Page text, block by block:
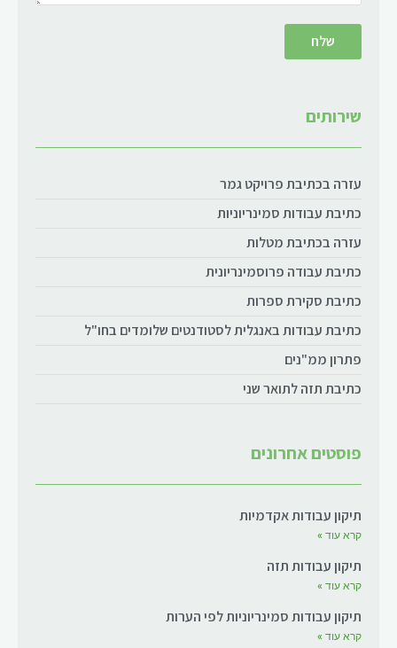
שירותים
עזרה בכתיבת פרויקט גמר
כתיבת עבודות סמינריוניות
עזרה בכתיבת מטלות
כתיבת עבודה פרוסמינריונית
כתיבת סקירת ספרות
כתיבת עבודות באנגלית לסטודנטים שלומדים בחו"ל
פתרון ממ"נים
כתיבת תזה לתואר שני
פוסטים אחרונים
תיקון עבודות אקדמיות
קרא עוד »
תיקון עבודות תזה
קרא עוד »
תיקון עבודות סמינריוניות לפי הערות
קרא עוד »